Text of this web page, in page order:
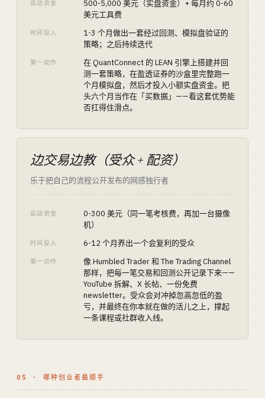
启动资金
500-5,000 美元（实盘资金）+ 每月约 0-60
美元工具费
时间投入
1-3 个月做出一套经过回测、模拟盘验证的
策略；之后持续迭代
第一动作
在 QuantConnect 的 LEAN 引擎上搭建并回
测一套策略，在盈透证券的沙盒里完整跑一
个月模拟盘，然后才投入小额实盘资金。把
头六个月当作在「买数据」——看这套优势能
否扛得住滑点。
边交易边教（受众 + 配资）
乐于把自己的流程公开发布的网感独行者
启动资金
0-300 美元（同一笔考核费，再加一台摄像
机）
时间投入 6-12 个月养出一个会复利的受众
第一动作
像 Humbled Trader 和 The Trading Channel
那样，把每一笔交易和回测公开记录下来——
YouTube 拆解、X 长帖、一份免费
newsletter。受众会对冲掉忽高忽低的盈
亏，并最终在你本就在做的活儿之上，撑起
一条课程或社群收入线。
05 · 哪种创业者最顺手